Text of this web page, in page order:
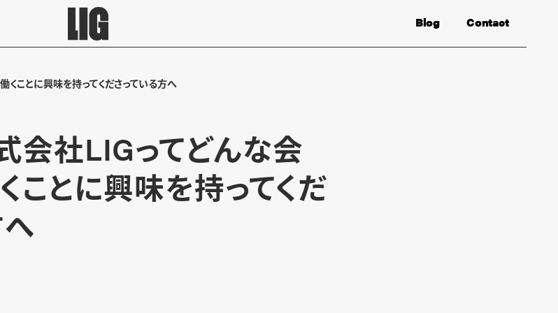
Contact
Blog
くことに興味を持ってくださっている方へ
会社LIGってどんな会
ことに興味を持ってくだ